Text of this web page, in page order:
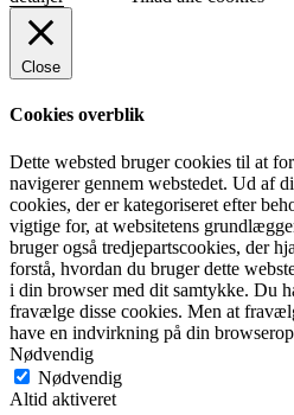
Close
Cookies overblik
Dette websted bruger cookies til at
navigerer gennem webstedet. Ud af
cookies, der er kategoriseret efter
vigtige for, at websitetens
bruger også tredjepartscookies, der
forstå, hvordan du bruger dette
i din browser med dit samtykke. Du
fravælge disse cookies. Men at
have en indvirkning på din
Nødvendig
Nødvendig
Altid aktiveret